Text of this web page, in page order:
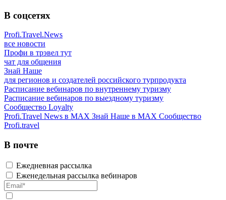
В соцсетях
Profi.Travel.News
все новости
Профи в трэвел тут
чат для общения
Знай Наше
для регионов и создателей российского турпродукта
Расписание вебинаров по внутреннему туризму
Расписание вебинаров по выездному туризму
Сообщество Loyalty
Profi.Travel News в MAX Знай Наше в MAX Сообщество
Profi.travel
В почте
Ежедневная рассылка
Еженедельная рассылка вебинаров